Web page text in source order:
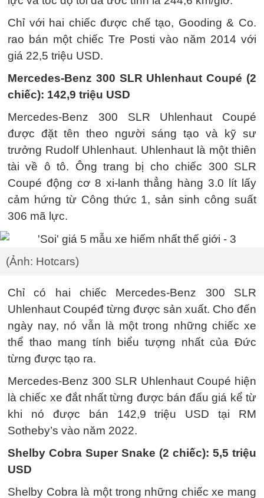
Chỉ với hai chiếc được chế tạo, Gooding & Co.
rao bán một chiếc Tre Posti vào năm 2014 với
giá 22,5 triệu USD.
Mercedes-Benz 300 SLR Uhlenhaut Coupé (2
chiếc): 142,9 triệu USD
Mercedes-Benz 300 SLR Uhlenhaut Coupé
được đặt tên theo người sáng tạo và kỹ sư
trưởng Rudolf Uhlenhaut. Uhlenhaut là một thiên
tài về ô tô. Ông trang bị cho chiếc 300 SLR
Coupé động cơ 8 xi-lanh thẳng hàng 3.0 lít lấy
cảm hứng từ Công thức 1, sản sinh công suất
306 mã lực.
(Ảnh: Hotcars)
Chỉ có hai chiếc Mercedes-Benz 300 SLR
Uhlenhaut Coupéđ từng được sản xuất. Cho đến
ngày nay, nó vẫn là một trong những chiếc xe
thể thao mang tính biểu tượng nhất của Đức
từng được tạo ra.
Mercedes-Benz 300 SLR Uhlenhaut Coupé hiện
là chiếc xe đắt nhất từng được bán đấu giá kể từ
khi nó được bán 142,9 triệu USD tại RM
Sotheby’s vào năm 2022.
Shelby Cobra Super Snake (2 chiếc): 5,5 triệu
USD
Shelby Cobra là một trong những chiếc xe mang